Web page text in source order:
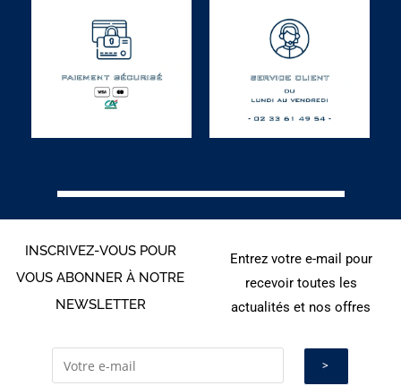
INSCRIVEZ-VOUS POUR
VOUS ABONNER À NOTRE
NEWSLETTER
Entrez votre e-mail pour
recevoir toutes les
actualités et nos offres